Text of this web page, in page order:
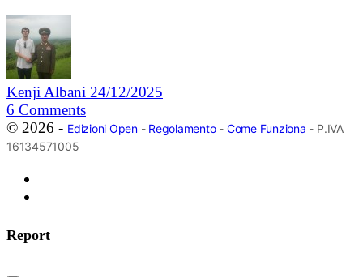
Kenji Albani 24/12/2025
6 Comments
© 2026 - Edizioni Open- Regolamento- Come Funziona - P.IVA
16134571005
Report